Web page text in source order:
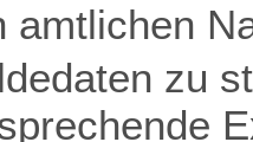
amtlichen
zu